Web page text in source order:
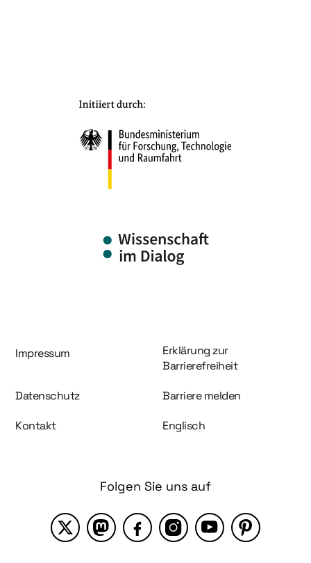
Information und Service
Impressum
Erklärung zur
Barrierefreiheit
Datenschutz Barriere melden
Kontakt Englisch
Folgen Sie uns auf